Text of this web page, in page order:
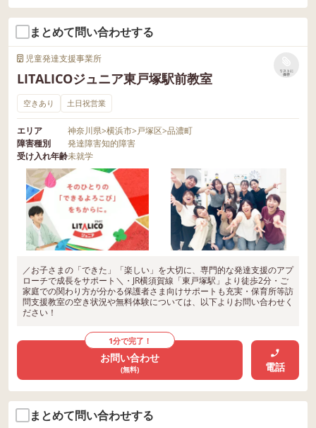
まとめて問い合わせする
児童発達支援事業所
LITALICOジュニア東戸塚駅前教室
リストに
保存
空きあり 土日祝営業
エリア 神奈川県>横浜市>戸塚区>品濃町
障害種別
発達障害知的障害
受け入れ年齢未就学
／お子さまの「できた」「楽しい」を大切に、専門的な発達支援のアプ
ローチで成長をサポート＼・JR横須賀線「東戸塚駅」より徒歩2分・ご
家庭での関わり方が分かる保護者さま向けサポートも充実・保育所等訪
問支援教室の空き状況や無料体験については、以下よりお問い合わせく
ださい！
1分で完了！
お問い合わせ
(無料) 電話
まとめて問い合わせする